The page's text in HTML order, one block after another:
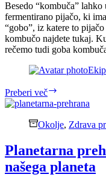
Besedo “kombuča”
fermentirano pijačo, ki
“gobo”, iz katere to
kombučo najdete tukaj.
rečemo tudi goba
Preberi več
–
idealni
napitek
dni
Okolje, Zdrava
Planetarna
našega planeta